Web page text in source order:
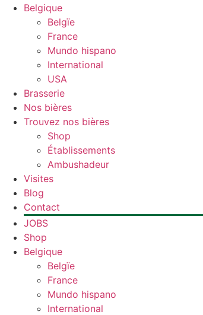
Belgique
Belgïe
France
Mundo hispano
International
USA
Brasserie
Nos bières
Trouvez nos bières
Shop
Établissements
Ambushadeur
Visites
Blog
Contact
JOBS
Shop
Belgique
Belgïe
France
Mundo hispano
International